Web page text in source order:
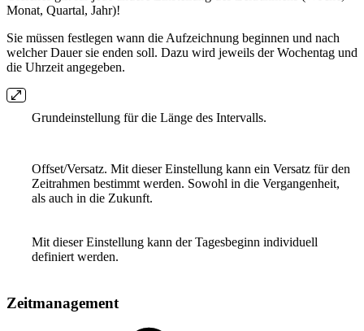
Monat, Quartal, Jahr)!
Sie müssen festlegen wann die Aufzeichnung beginnen und nach
welcher Dauer sie enden soll. Dazu wird jeweils der Wochentag und
die Uhrzeit angegeben.
Grundeinstellung für die Länge des Intervalls.
Offset/Versatz. Mit dieser Einstellung kann ein Versatz für den
Zeitrahmen bestimmt werden. Sowohl in die Vergangenheit,
als auch in die Zukunft.
Mit dieser Einstellung kann der Tagesbeginn individuell
definiert werden.
Zeitmanagement